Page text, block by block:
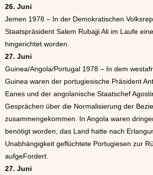
26. Juni
Jemen 1978 – In der Demokratischen
Staatspräsident Salem Rubajji Ali im Laufe
hingerichtet worden.
27. Juni
Guinea/Angola/Portugal 1978 – In dem
Guinea waren der portugiesische Präsident
Eanes und der angolanische Staatschef
Gesprächen über die Normalisierung der
zusammengekommen. In Angola waren
benötigt worden, das Land hatte nach
Unabhängigkeit geflüchtete Portugiesen zur
aufgeFordert.
27. Juni